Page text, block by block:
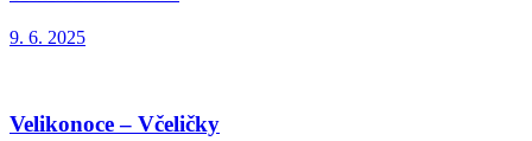
9. 6. 2025
Velikonoce – Včeličky